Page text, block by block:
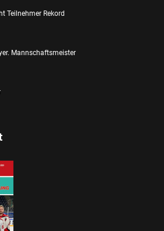
Teilnehmer Rekord
Mannschaftsmeister